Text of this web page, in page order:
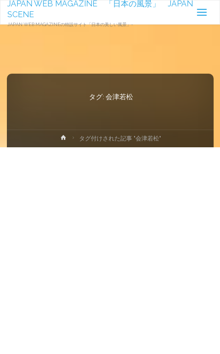
JAPAN WEB MAGAZINE 「日本の風景」 JAPAN
SCENE
JAPAN WEB MAGAZINEの特設サイト「日本の美しい風景」-
タグ: 会津若松
ホ
ー
タグ付けされた記事 "会津若松"